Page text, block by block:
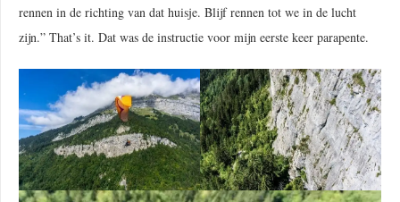
rennen in de richting van dat huisje. Blijf rennen tot we in de lucht
zijn.” That’s it. Dat was de instructie voor mijn eerste keer parapente.